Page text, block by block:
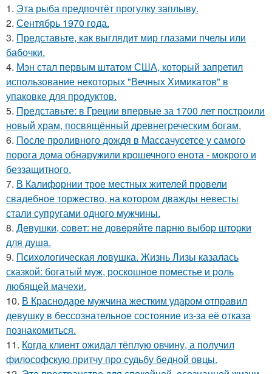
1. Эта рыба предпочтёт прогулку заплыву.
2. Сентябрь 1970 года.
3. Представьте, как выглядит мир глазами пчелы или
бабочки.
4. Мэн стал первым штатом США, который запретил
использование некоторых "Вечных Химикатов" в
упаковке для продуктов.
5. Представьте: в Греции впервые за 1700 лет построили
новый храм, посвящённый древнегреческим богам.
6. После проливного дождя в Массачусетсе у самого
порога дома обнаружили крошечного енота - мокрого и
беззащитного.
7. В Калифорнии трое местных жителей провели
свадебное торжество, на котором дважды невесты
стали супругами одного мужчины.
8. Дeвушки, coвeт: нe дoвepяйтe пapню выбop штopки
для душa.
9. Психологическая ловушка. Жизнь Лизы казалась
сказкой: богатый муж, роскошное поместье и роль
любящей мачехи.
10. В Краснодаре мужчина жестким ударом отправил
девушку в бессознательное состояние из-за её отказа
познакомиться.
11. Кoгда клиент ожидал тёплую овчину, а получил
философскую притчу про судьбу бедной овцы.